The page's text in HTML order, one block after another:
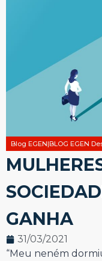
Blog EGEN|BLOG EGEN
GANHA
31/03/2021
“Meu neném